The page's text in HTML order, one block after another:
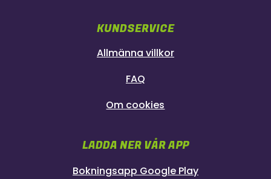
KUNDSERVICE
Allmänna villkor
FAQ
Om cookies
LADDA NER VÅR APP
Bokningsapp Google Play